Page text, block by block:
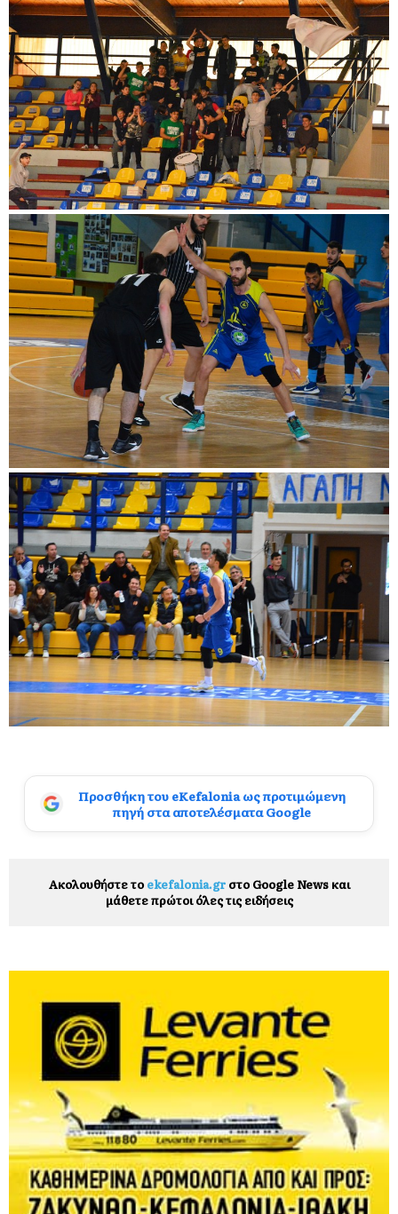
Προσθήκη του eKefalonia ως προτιμώμενη
πηγή στα αποτελέσματα Google
Ακολουθήστε το ekefalonia.grστο Google News και
μάθετε πρώτοι όλες τις ειδήσεις